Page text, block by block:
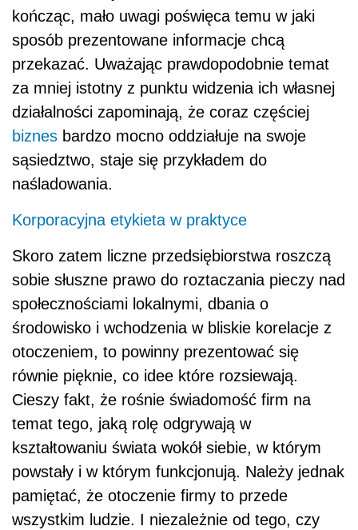
kończąc, mało uwagi poświęca temu w jaki
sposób prezentowane informacje chcą
przekazać. Uważając prawdopodobnie temat
za mniej istotny z punktu widzenia ich własnej
działalności zapominają, że coraz częściej
biznes bardzo mocno oddziałuje na swoje
sąsiedztwo, staje się przykładem do
naśladowania.
Korporacyjna etykieta w praktyce
Skoro zatem liczne przedsiębiorstwa roszczą
sobie słuszne prawo do roztaczania pieczy nad
społecznościami lokalnymi, dbania o
środowisko i wchodzenia w bliskie korelacje z
otoczeniem, to powinny prezentować się
równie pięknie, co idee które rozsiewają.
Cieszy fakt, że rośnie świadomość firm na
temat tego, jaką rolę odgrywają w
kształtowaniu świata wokół siebie, w którym
powstały i w którym funkcjonują. Należy jednak
pamiętać, że otoczenie firmy to przede
wszystkim ludzie. I niezależnie od tego, czy